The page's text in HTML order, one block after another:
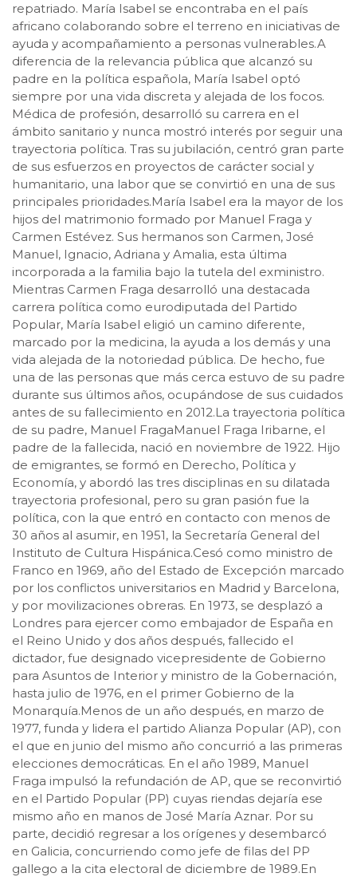
repatriado. María Isabel se encontraba en el país
africano colaborando sobre el terreno en iniciativas de
ayuda y acompañamiento a personas vulnerables.A
diferencia de la relevancia pública que alcanzó su
padre en la política española, María Isabel optó
siempre por una vida discreta y alejada de los focos.
Médica de profesión, desarrolló su carrera en el
ámbito sanitario y nunca mostró interés por seguir una
trayectoria política. Tras su jubilación, centró gran parte
de sus esfuerzos en proyectos de carácter social y
humanitario, una labor que se convirtió en una de sus
principales prioridades.María Isabel era la mayor de los
hijos del matrimonio formado por Manuel Fraga y
Carmen Estévez. Sus hermanos son Carmen, José
Manuel, Ignacio, Adriana y Amalia, esta última
incorporada a la familia bajo la tutela del exministro.
Mientras Carmen Fraga desarrolló una destacada
carrera política como eurodiputada del Partido
Popular, María Isabel eligió un camino diferente,
marcado por la medicina, la ayuda a los demás y una
vida alejada de la notoriedad pública. De hecho, fue
una de las personas que más cerca estuvo de su padre
durante sus últimos años, ocupándose de sus cuidados
antes de su fallecimiento en 2012.La trayectoria política
de su padre, Manuel FragaManuel Fraga Iribarne, el
padre de la fallecida, nació en noviembre de 1922. Hijo
de emigrantes, se formó en Derecho, Política y
Economía, y abordó las tres disciplinas en su dilatada
trayectoria profesional, pero su gran pasión fue la
política, con la que entró en contacto con menos de
30 años al asumir, en 1951, la Secretaría General del
Instituto de Cultura Hispánica.Cesó como ministro de
Franco en 1969, año del Estado de Excepción marcado
por los conflictos universitarios en Madrid y Barcelona,
y por movilizaciones obreras. En 1973, se desplazó a
Londres para ejercer como embajador de España en
el Reino Unido y dos años después, fallecido el
dictador, fue designado vicepresidente de Gobierno
para Asuntos de Interior y ministro de la Gobernación,
hasta julio de 1976, en el primer Gobierno de la
Monarquía.Menos de un año después, en marzo de
1977, funda y lidera el partido Alianza Popular (AP), con
el que en junio del mismo año concurrió a las primeras
elecciones democráticas. En el año 1989, Manuel
Fraga impulsó la refundación de AP, que se reconvirtió
en el Partido Popular (PP) cuyas riendas dejaría ese
mismo año en manos de José María Aznar. Por su
parte, decidió regresar a los orígenes y desembarcó
en Galicia, concurriendo como jefe de filas del PP
gallego a la cita electoral de diciembre de 1989.En